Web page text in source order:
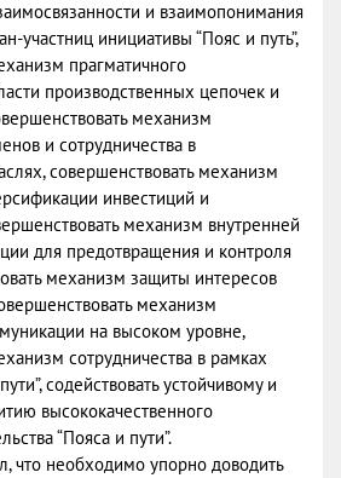
и взаимопонимания
участниц инициативы “Пояс и путь”,
прагматичного
производственных цепочек и
механизм
и сотрудничества в
совершенствовать механизм
инвестиций и
механизм внутренней
для предотвращения и контроля
механизм защиты интересов
механизм
на высоком уровне,
сотрудничества в рамках
содействовать устойчивому и
высококачественного
“Пояса и пути”.
что необходимо упорно доводить